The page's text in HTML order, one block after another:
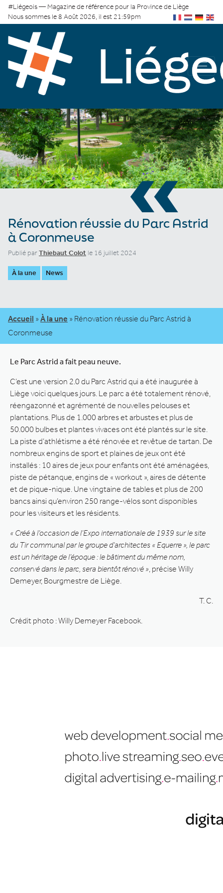
#Liégeois — Magazine de référence pour la Province de Liège
Nous sommes le 8 Août 2026, il est 21:59pm
«
Rénovation réussie du Parc Astrid
à Coronmeuse
Publié parThiebaut Colot le 16 juillet 2024
À la une News
Accueil » À la une » Rénovation réussie du Parc Astrid à
Coronmeuse
Le Parc Astrid a fait peau neuve.
C’est une version 2.0 du Parc Astrid qui a été inaugurée à
Liège voici quelques jours. Le parc a été totalement rénové,
réengazonné et agrémenté de nouvelles pelouses et
plantations. Plus de 1.000 arbres et arbustes et plus de
50.000 bulbes et plantes vivaces ont été plantés sur le site.
La piste d’athlétisme a été rénovée et revêtue de tartan. De
nombreux engins de sport et plaines de jeux ont été
installés : 10 aires de jeux pour enfants ont été aménagées,
piste de pétanque, engins de « workout », aires de détente
et de pique-nique. Une vingtaine de tables et plus de 200
bancs ainsi qu’environ 250 range-vélos sont disponibles
pour les visiteurs et les résidents.
« Créé à l’occasion de l’Expo internationale de 1939 sur le site
du Tir communal par le groupe d’architectes « Equerre », le parc
est un héritage de l’époque : le bâtiment du même nom,
conservé dans le parc, sera bientôt rénové » , précise Willy
Demeyer, Bourgmestre de Liège.
T. C.
Crédit photo : Willy Demeyer Facebook.